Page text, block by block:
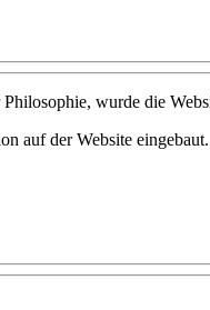
wurde die
der Website